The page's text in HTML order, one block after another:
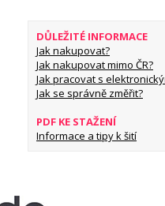
DŮLEŽITÉ INFORMACE
Jak nakupovat?
Jak nakupovat mimo ČR?
Jak pracovat s
Jak se správně změřit?
PDF KE STAŽENÍ
Informace a tipy k šití